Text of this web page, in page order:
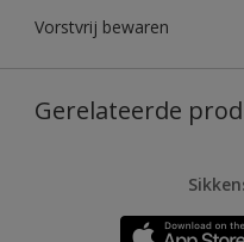
Vorstvrij bewaren
Gerelateerde